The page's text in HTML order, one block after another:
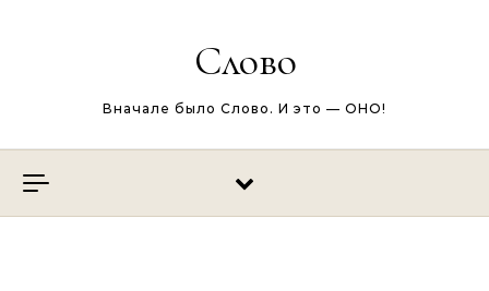
Слово
Вначале было Слово. И это — ОНО!